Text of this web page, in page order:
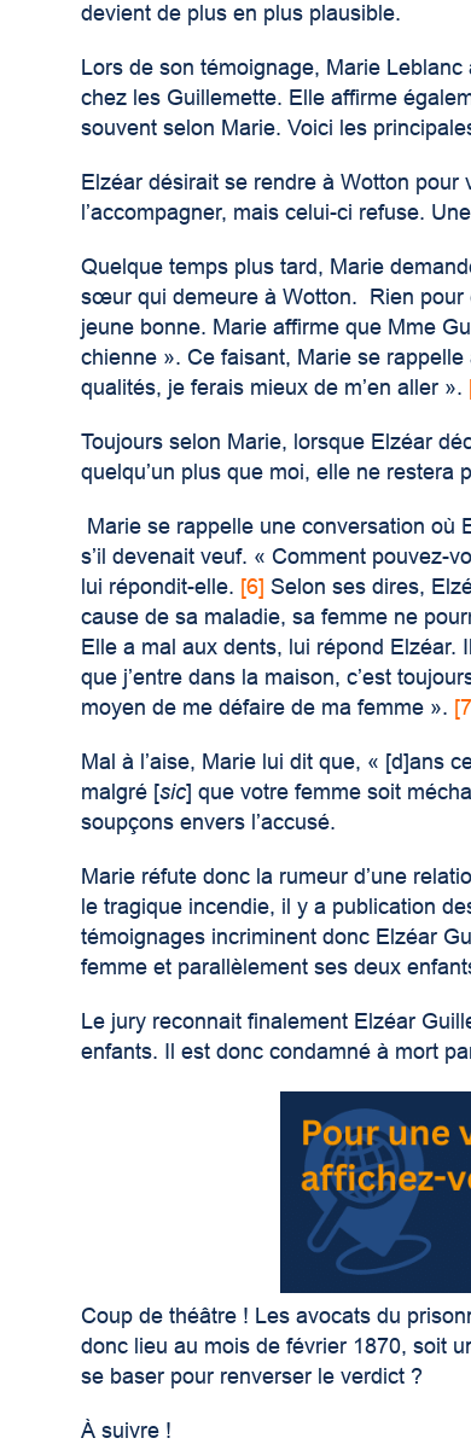
devient de plus en plus plausible.
Lors de son témoignage, Marie
chez les Guillemette. Elle affirme
souvent selon Marie. Voici les
Elzéar désirait se rendre à Wotton pour
l’accompagner, mais celui-ci refuse.
Quelque temps plus tard, Marie
sœur qui demeure à Wotton. Rien pour
jeune bonne. Marie affirme que M me
chienne ». Ce faisant, Marie se rappelle
qualités, je ferais mieux de m’en aller ».
Toujours selon Marie, lorsque Elzéar
quelqu’un plus que moi, elle ne restera
Marie se rappelle une conversation où
s’il devenait veuf. « Comment pouvez-
lui répondit-elle. [6] Selon ses dires,
cause de sa maladie, sa femme ne
Elle a mal aux dents, lui répond
que j’entre dans la maison, c’est
moyen de me défaire de ma femme ».
Mal à l’aise, Marie lui dit que, « [d]ans
malgré [sic] que votre femme soit
soupçons envers l’accusé.
Marie réfute donc la rumeur d’une
le tragique incendie, il y a publication
témoignages incriminent donc Elzéar
femme et parallèlement ses deux
Le jury reconnait finalement Elzéar
enfants. Il est donc condamné à mort
Coup de théâtre ! Les avocats du
donc lieu au mois de février 1870, soit
se baser pour renverser le verdict ?
À suivre !